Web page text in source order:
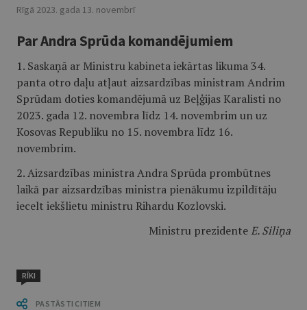
Rīgā 2023. gada 13. novembrī
Par Andra Sprūda komandējumiem
1. Saskaņā ar Ministru kabineta iekārtas likuma 34.
panta otro daļu atļaut aizsardzības ministram Andrim
Sprūdam doties komandējumā uz Beļģijas Karalisti no
2023. gada 12. novembra līdz 14. novembrim un uz
Kosovas Republiku no 15. novembra līdz 16.
novembrim.
2. Aizsardzības ministra Andra Sprūda prombūtnes
laikā par aizsardzības ministra pienākumu izpildītāju
iecelt iekšlietu ministru Rihardu Kozlovski.
Ministru prezidenteE. Siliņa
RĪKI
PASTĀSTI CITIEM